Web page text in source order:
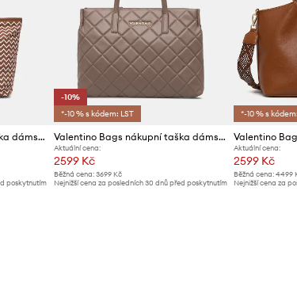
Valentino Bags nákupní taška dámská ARMONIA
poskytnutím
-10%
*-10 % s kódem: LST
Valentino Bags nákupní taška dámská z imitace kůže
Aktuální cena:
2599 Kč
Běžná cena: 3699 Kč
Nejnižší cena za posledních 30 dnů před poskytnutím
*-10 % s
Aktuální cena:
2599 Kč
Běžná cena:4499
Nejnižší cena za